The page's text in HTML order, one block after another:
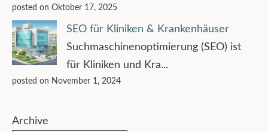
posted on Oktober 17, 2025
SEO für Kliniken & Krankenhäuser
Suchmaschinenoptimierung (SEO) ist
für Kliniken und Kra...
posted on November 1, 2024
Archive